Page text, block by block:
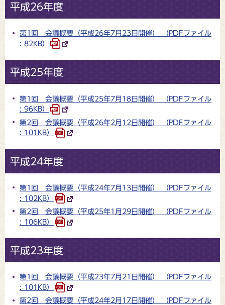
平成26年度
第1回 会議概要（平成26年7月23日開催） （PDFファイル
: 82KB）
平成25年度
第1回 会議概要（平成25年7月18日開催） （PDFファイル
: 96KB）
第2回 会議概要（平成26年2月12日開催） （PDFファイル
: 101KB）
平成24年度
第1回 会議概要（平成24年7月13日開催） （PDFファイル
: 102KB）
第2回 会議概要（平成25年1月29日開催） （PDFファイル
: 106KB）
平成23年度
第1回 会議概要（平成23年7月21日開催） （PDFファイル
: 101KB）
第2回 会議概要（平成24年2月17日開催） （PDFファイル